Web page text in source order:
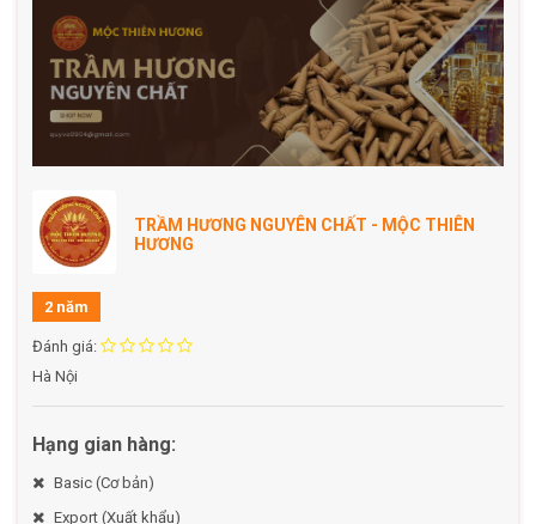
Sản phẩm không chứa hóa chất tạo mùi, không
chất bảo quản, an toàn tuyệt đối khi sử dụng.
Thời gian cháy: Mỗi nụ cháy trong khoảng15 - 20
phút
, phù hợp để sử dụng trong các nghi thức ngắn
hoặc thư giãn hàng ngày.
⭐Công dụng:
Được dùng trong các nghi lễ, thờ cúng tổ tiên,
tài lộc và may mắn.
Thư giãn và giảm căng thẳng:
TRẦM HƯƠNG NGUYÊN CHẤT - MỘC THIÊN
HƯƠNG
2 năm
Đánh giá:
Hà Nội
Hạng gian hàng:
Basic (Cơ bản)
Export (Xuất khẩu)